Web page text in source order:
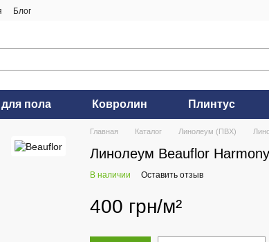
Блог
пола Ковролин Плинтус
Главная Каталог Линолеум (ПВХ)
Линолеум Beauflor
В наличии Оставить отзыв
400 грн/м²